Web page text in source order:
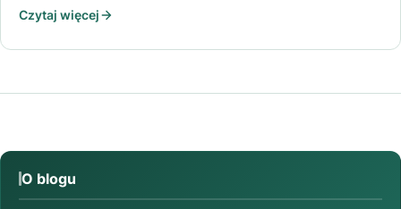
Czytaj więcej
O blogu